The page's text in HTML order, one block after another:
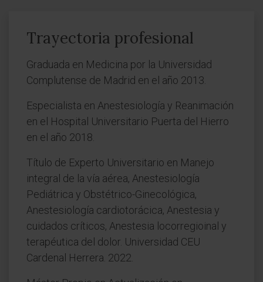
Trayectoria profesional
Graduada en Medicina por la Universidad
Complutense de Madrid en el año 2013.
Especialista en Anestesiología y Reanimación
en el Hospital Universitario Puerta del Hierro
en el año 2018.
Título de Experto Universitario en Manejo
integral de la vía aérea, Anestesiología
Pediátrica y Obstétrico-Ginecológica,
Anestesiología cardiotorácica, Anestesia y
cuidados críticos, Anestesia locorregioinal y
terapéutica del dolor. Universidad CEU
Cardenal Herrera. 2022.